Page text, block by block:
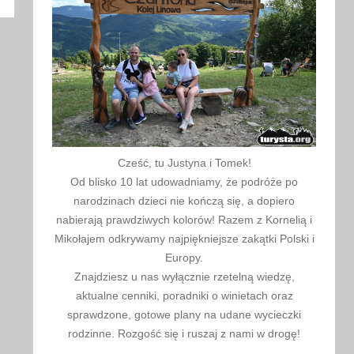
Cześć, tu Justyna i Tomek!
Od blisko 10 lat udowadniamy, że podróże po
narodzinach dzieci nie kończą się, a dopiero
nabierają prawdziwych kolorów! Razem z Kornelią i
Mikołajem odkrywamy najpiękniejsze zakątki Polski i
Europy.
Znajdziesz u nas wyłącznie rzetelną wiedzę,
aktualne cenniki, poradniki o winietach oraz
sprawdzone, gotowe plany na udane wycieczki
rodzinne. Rozgość się i ruszaj z nami w drogę!